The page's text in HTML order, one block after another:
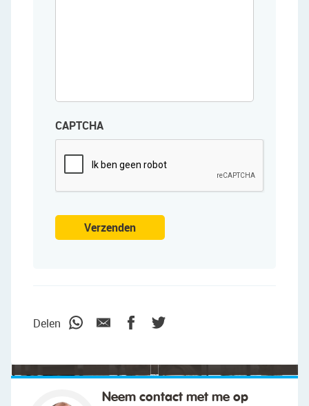
CAPTCHA
Verzenden
Delen
Neem contact met me op